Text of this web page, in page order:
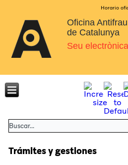
Horario
Oficina Antifrau
de Catalunya
Seu electrònica
Trámites y gestiones